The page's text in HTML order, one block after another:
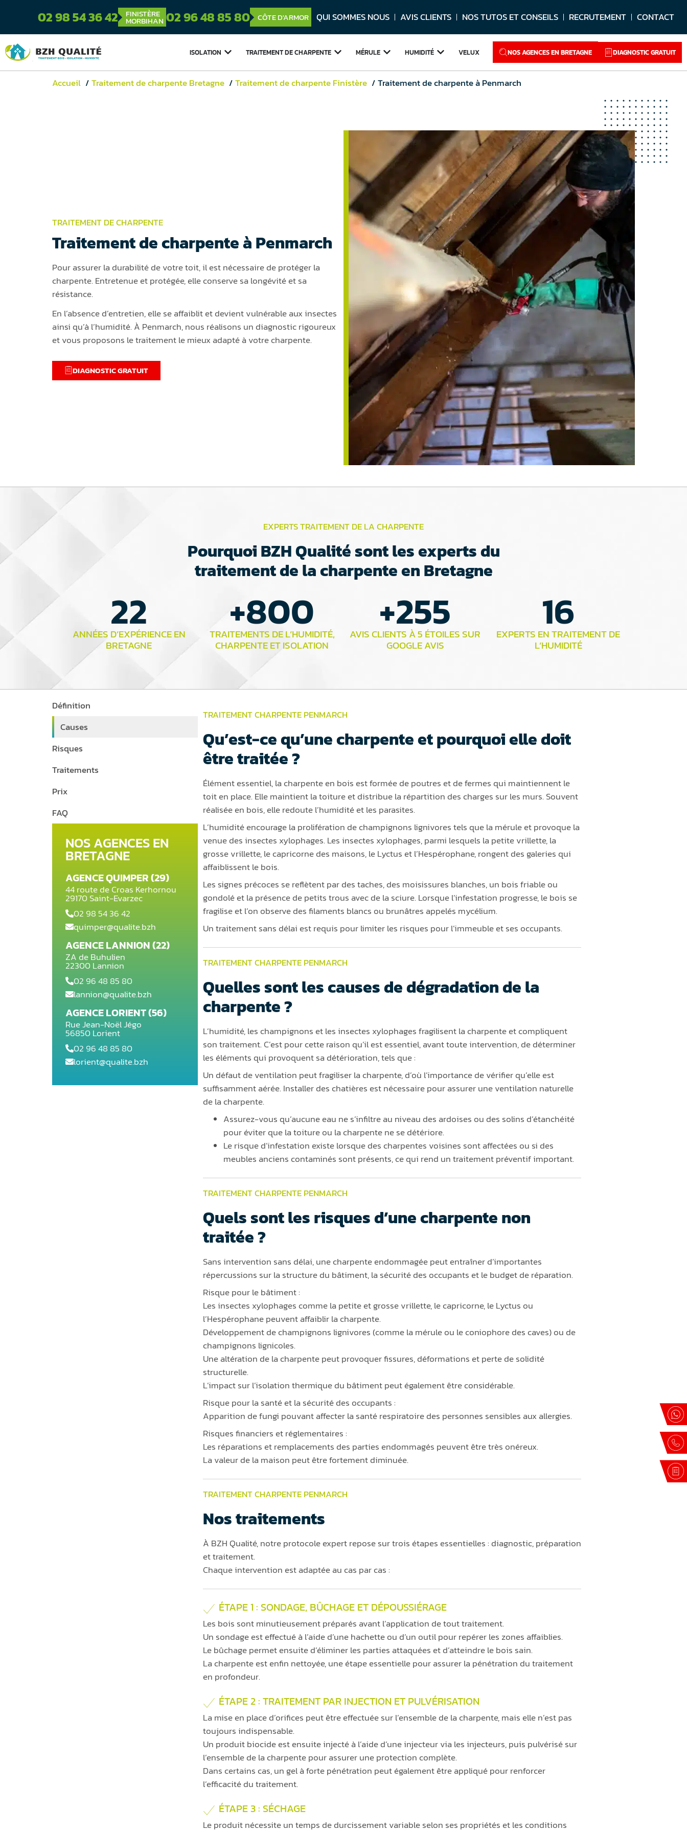
02 98 54 36 42 FINISTÈRE
MORBIHAN 02 96 48 85 80 CÔTE D'ARMOR QUI SOMMES NOUS AVIS CLIENTS NOS TUTOS ET CONSEILS RECRUTEMENT CONTACT
ISOLATION TRAITEMENT DECHARPENTE MÉRULE HUMIDITÉ VELUX NOS AGENCES EN BRETAGNE DIAGNOSTIC GRATUIT
Accueil Traitement de charpente Bretagne Traitement de charpente Finistère Traitement de charpente à Penmarch
TRAITEMENT DE CHARPENTE
Traitement de charpente à Penmarch
Pour assurer la durabilité de votre toit, il est nécessaire de protéger la
charpente. Entretenue et protégée, elle conserve sa longévité et sa
résistance.
En l’absence d’entretien, elle se affaiblit et devient vulnérable aux insectes
ainsi qu’à l’humidité. À Penmarch, nous réalisons un diagnostic rigoureux
et vous proposons le traitement le mieux adapté à votre charpente.
DIAGNOSTIC GRATUIT
EXPERTS TRAITEMENT DE LA CHARPENTE
Pourquoi BZH Qualité sont les experts du
traitement de la charpente en Bretagne
ANNÉES D’EXPÉRIENCE EN
BRETAGNE
22 TRAITEMENTS DE L’HUMIDITÉ,
CHARPENTE ET ISOLATION
+800 AVIS CLIENTS À 5 ÉTOILES SUR
GOOGLE AVIS
+255 EXPERTS EN TRAITEMENT DE
L’HUMIDITÉ
16
Définition
Causes
Risques
Traitements
Prix
FAQ
NOS AGENCES EN
BRETAGNE
AGENCE QUIMPER (29)
44 route de Croas Kerhornou
29170 Saint-Evarzec
02 98 54 36 42
quimper@qualite.bzh
AGENCE LANNION (22)
ZA de Buhulien
22300 Lannion
02 96 48 85 80
lannion@qualite.bzh
AGENCE LORIENT (56)
Rue Jean-Noël Jégo
56850 Lorient
02 96 48 85 80
lorient@qualite.bzh
TRAITEMENT CHARPENTE PENMARCH
Qu’est-ce qu’une charpente et pourquoi elle doit
être traitée ?
Élément essentiel, la charpente en bois est formée de poutres et de fermes qui maintiennent le
toit en place. Elle maintient la toiture et distribue la répartition des charges sur les murs. Souvent
réalisée en bois, elle redoute l’humidité et les parasites.
L’humidité encourage la prolifération de champignons lignivores tels que la mérule et provoque la
venue des insectes xylophages. Les insectes xylophages, parmi lesquels la petite vrillette, la
grosse vrillette, le capricorne des maisons, le Lyctus et l’Hespérophane, rongent des galeries qui
affaiblissent le bois.
Les signes précoces se reflètent par des taches, des moisissures blanches, un bois friable ou
gondolé et la présence de petits trous avec de la sciure. Lorsque l’infestation progresse, le bois se
fragilise et l’on observe des filaments blancs ou brunâtres appelés mycélium.
Un traitement sans délai est requis pour limiter les risques pour l’immeuble et ses occupants.
TRAITEMENT CHARPENTE PENMARCH
Quelles sont les causes de dégradation de la
charpente ?
L’humidité, les champignons et les insectes xylophages fragilisent la charpente et compliquent
son traitement. C’est pour cette raison qu’il est essentiel, avant toute intervention, de déterminer
les éléments qui provoquent sa détérioration, tels que :
Un défaut de ventilation peut fragiliser la charpente, d’où l’importance de vérifier qu’elle est
suffisamment aérée. Installer des chatières est nécessaire pour assurer une ventilation naturelle
de la charpente.
Assurez-vous qu’aucune eau ne s’infiltre au niveau des ardoises ou des solins d’étanchéité
pour éviter que la toiture ou la charpente ne se détériore.
Le risque d’infestation existe lorsque des charpentes voisines sont affectées ou si des
meubles anciens contaminés sont présents, ce qui rend un traitement préventif important.
TRAITEMENT CHARPENTE PENMARCH
Quels sont les risques d’une charpente non
traitée ?
Sans intervention sans délai, une charpente endommagée peut entraîner d’importantes
répercussions sur la structure du bâtiment, la sécurité des occupants et le budget de réparation.
Risque pour le bâtiment :
Les insectes xylophages comme la petite et grosse vrillette, le capricorne, le Lyctus ou
l’Hespérophane peuvent affaiblir la charpente.
Développement de champignons lignivores (comme la mérule ou le coniophore des caves) ou de
champignons lignicoles.
Une altération de la charpente peut provoquer fissures, déformations et perte de solidité
structurelle.
L’impact sur l’isolation thermique du bâtiment peut également être considérable.
Risque pour la santé et la sécurité des occupants :
Apparition de fungi pouvant affecter la santé respiratoire des personnes sensibles aux allergies.
Risques financiers et réglementaires :
Les réparations et remplacements des parties endommagés peuvent être très onéreux.
La valeur de la maison peut être fortement diminuée.
TRAITEMENT CHARPENTE PENMARCH
Nos traitements
À BZH Qualité, notre protocole expert repose sur trois étapes essentielles : diagnostic, préparation
et traitement.
Chaque intervention est adaptée au cas par cas :
ÉTAPE 1 : SONDAGE, BÛCHAGE ET DÉPOUSSIÉRAGE
Les bois sont minutieusement préparés avant l’application de tout traitement.
Un sondage est effectué à l’aide d’une hachette ou d’un outil pour repérer les zones affaiblies.
Le bûchage permet ensuite d’éliminer les parties attaquées et d’atteindre le bois sain.
La charpente est enfin nettoyée, une étape essentielle pour assurer la pénétration du traitement
en profondeur.
ÉTAPE 2 : TRAITEMENT PAR INJECTION ET PULVÉRISATION
La mise en place d’orifices peut être effectuée sur l’ensemble de la charpente, mais elle n’est pas
toujours indispensable.
Un produit biocide est ensuite injecté à l’aide d’une injecteur via les injecteurs, puis pulvérisé sur
l’ensemble de la charpente pour assurer une protection complète.
Dans certains cas, un gel à forte pénétration peut également être appliqué pour renforcer
l’efficacité du traitement.
ÉTAPE 3 : SÉCHAGE
Le produit nécessite un temps de durcissement variable selon ses propriétés et les conditions